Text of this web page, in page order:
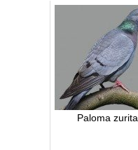
Paloma zurita